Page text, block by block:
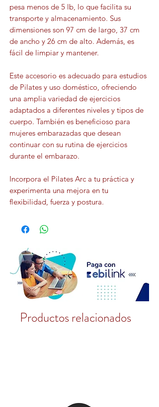
pesa menos de 5 lb, lo que facilita su
transporte y almacenamiento. Sus
dimensiones son 97 cm de largo, 37 cm
de ancho y 26 cm de alto. Además, es
fácil de limpiar y mantener.
Este accesorio es adecuado para estudios
de Pilates y uso doméstico, ofreciendo
una amplia variedad de ejercicios
adaptados a diferentes niveles y tipos de
cuerpo. También es beneficioso para
mujeres embarazadas que desean
continuar con su rutina de ejercicios
durante el embarazo.
Incorpora el Pilates Arc a tu práctica y
experimenta una mejora en tu
flexibilidad, fuerza y postura.
Productos relacionados